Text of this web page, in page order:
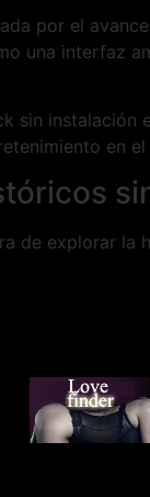
por el
una interfaz
sin
en
de explorar